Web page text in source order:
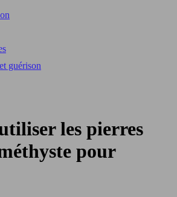
guérison
les pierres
pour